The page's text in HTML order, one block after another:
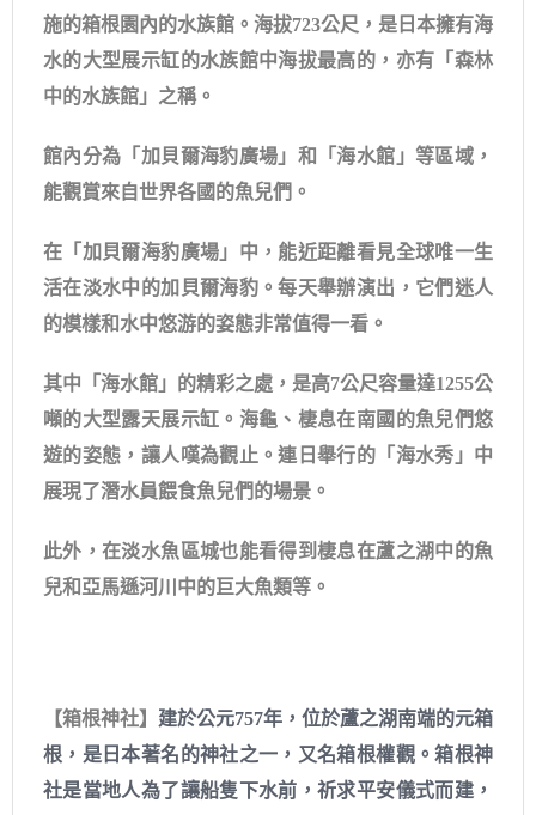
施的箱根園內的水族館。海拔723公尺，是日本擁有海
水的大型展示缸的水族館中海拔最高的，亦有「森林
中的水族館」之稱。
館內分為「加貝爾海豹廣場」和「海水館」等區域，
能觀賞來自世界各國的魚兒們。
在「加貝爾海豹廣場」中，能近距離看見全球唯一生
活在淡水中的加貝爾海豹。每天舉辦演出，它們迷人
的模樣和水中悠游的姿態非常值得一看。
其中「海水館」的精彩之處，是高7公尺容量達1255公
噸的大型露天展示缸。海龜、棲息在南國的魚兒們悠
遊的姿態，讓人嘆為觀止。連日舉行的「海水秀」中
展現了潛水員餵食魚兒們的場景。
此外，在淡水魚區城也能看得到棲息在蘆之湖中的魚
兒和亞馬遜河川中的巨大魚類等。
【箱根神社】 建於公元757年，位於蘆之湖南端的元箱
根，是日本著名的神社之一，又名箱根權觀。箱根神
社是當地人為了讓船隻下水前，祈求平安儀式而建，